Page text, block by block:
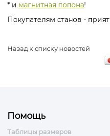
* и магнитная попона!
Покупателям станов -
Назад к списку новостей
Помощь
Таблицы размеров